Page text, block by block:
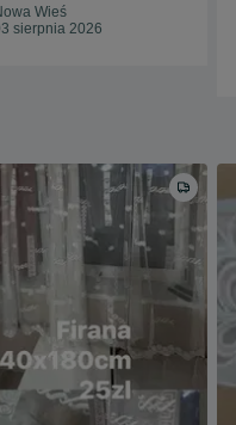
Wieś
sierpnia 2026